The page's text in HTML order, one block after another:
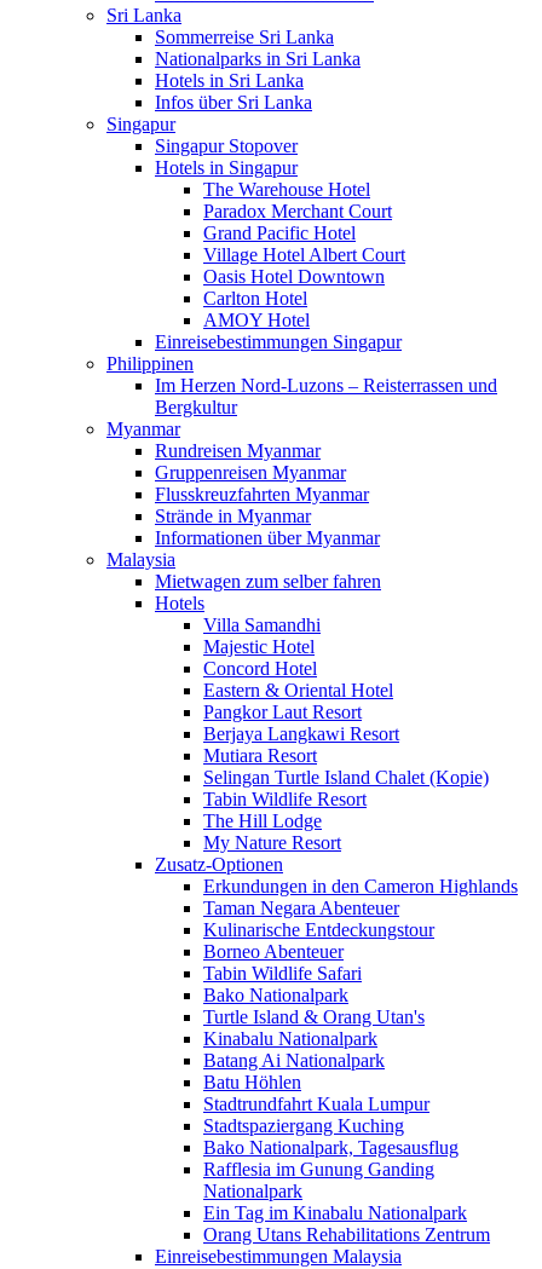
Sri Lanka
Sommerreise Sri Lanka
Nationalparks in Sri Lanka
Hotels in Sri Lanka
Infos über Sri Lanka
Singapur
Singapur Stopover
Hotels in Singapur
The Warehouse Hotel
Paradox Merchant Court
Grand Pacific Hotel
Village Hotel Albert Court
Oasis Hotel Downtown
Carlton Hotel
AMOY Hotel
Einreisebestimmungen Singapur
Philippinen
Im Herzen Nord-Luzons – Reisterrassen und
Bergkultur
Myanmar
Rundreisen Myanmar
Gruppenreisen Myanmar
Flusskreuzfahrten Myanmar
Strände in Myanmar
Informationen über Myanmar
Malaysia
Mietwagen zum selber fahren
Hotels
Villa Samandhi
Majestic Hotel
Concord Hotel
Eastern & Oriental Hotel
Pangkor Laut Resort
Berjaya Langkawi Resort
Mutiara Resort
Selingan Turtle Island Chalet (Kopie)
Tabin Wildlife Resort
The Hill Lodge
My Nature Resort
Zusatz-Optionen
Erkundungen in den Cameron Highlands
Taman Negara Abenteuer
Kulinarische Entdeckungstour
Borneo Abenteuer
Tabin Wildlife Safari
Bako Nationalpark
Turtle Island & Orang Utan's
Kinabalu Nationalpark
Batang Ai Nationalpark
Batu Höhlen
Stadtrundfahrt Kuala Lumpur
Stadtspaziergang Kuching
Bako Nationalpark, Tagesausflug
Rafflesia im Gunung Ganding
Nationalpark
Ein Tag im Kinabalu Nationalpark
Orang Utans Rehabilitations Zentrum
Einreisebestimmungen Malaysia